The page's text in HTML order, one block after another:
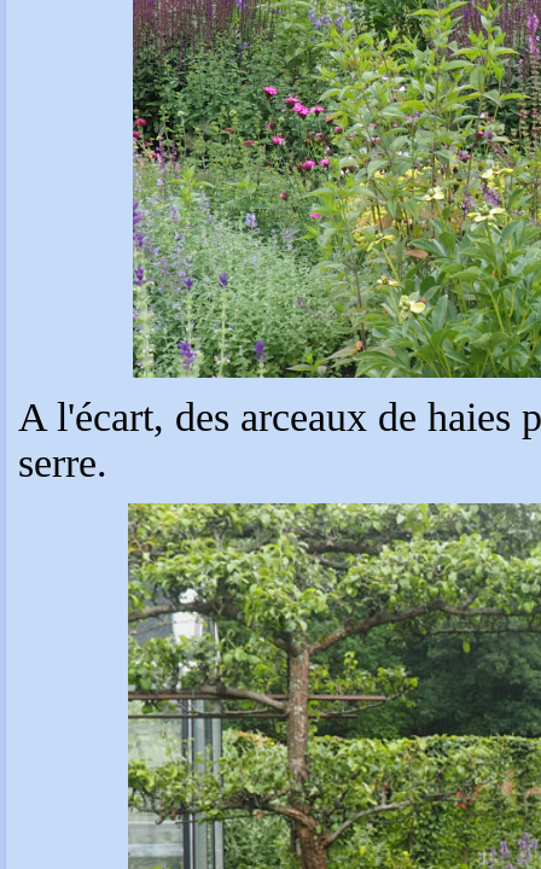
A l'écart, des arceaux de haies
serre.